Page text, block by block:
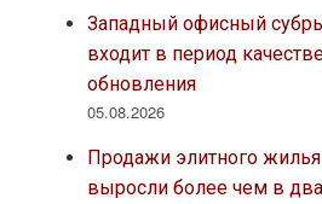
Западный офисный
входит в период
обновления
05.08.2026
Продажи элитного
выросли более чем в два